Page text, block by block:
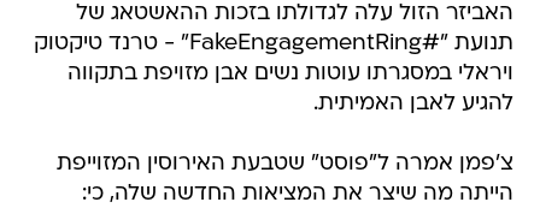
האביזר הזול עלה לגדולתו בזכות ההאשטאג של
תנועת "#FakeEngagementRing" - טרנד טיקטוק
ויראלי במסגרתו עוטות נשים אבן מזויפת בתקווה
להגיע לאבן האמיתית.
צ'פמן אמרה ל"פוסט" שטבעת האירוסין המזוייפת
הייתה מה שיצר את המציאות החדשה שלה, כי: